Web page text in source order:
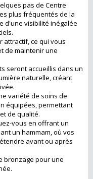
pas de Centre
plus fréquentés de la
d'une visibilité inégalée
attractif, ce qui vous
de maintenir une
seront accueillis dans un
naturelle, créant
variété de soins de
équipées, permettant
de qualité.
vous en offrant un
un hammam, où vos
avant ou après
bronzage pour une